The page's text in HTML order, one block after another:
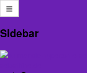
Sidebar